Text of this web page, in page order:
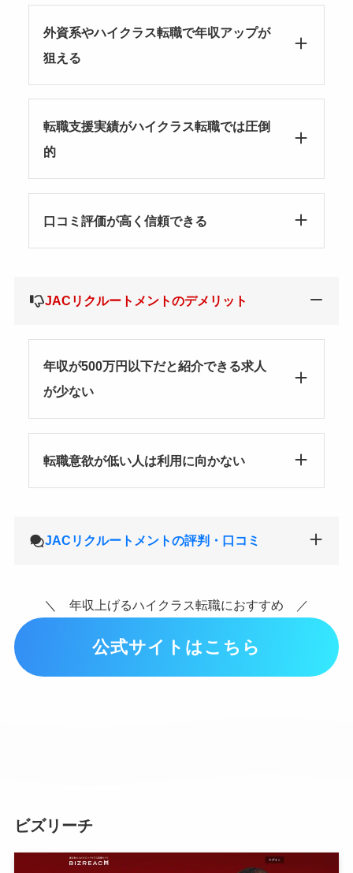
外資系やハイクラス転職で年収アップが
狙える
転職支援実績がハイクラス転職では圧倒
的
口コミ評価が高く信頼できる
JACリクルートメントのデメリット
年収が500万円以下だと紹介できる求人
が少ない
転職意欲が低い人は利用に向かない
JACリクルートメントの評判・口コミ
＼ 年収上げるハイクラス転職におすすめ ／
公式サイトはこちら
ビズリーチ